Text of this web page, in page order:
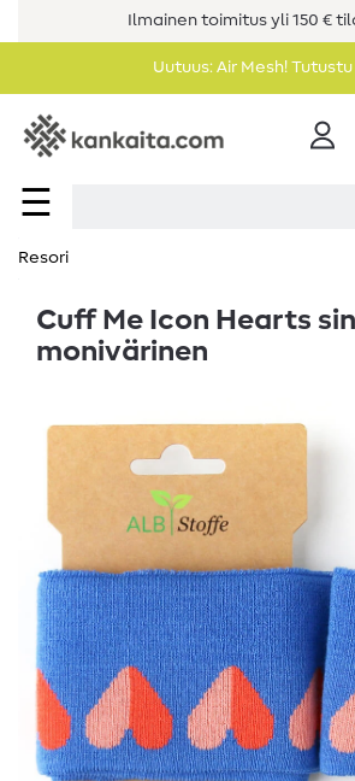
Ilmainen toimitus yli 150 €
Uutuus: Air Mesh!
☰
Resori
Cuff Me Icon Hearts
monivärinen